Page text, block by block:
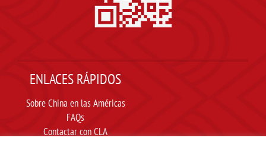
ENLACES RÁPIDOS
Sobre China en las Américas
FAQs
Contactar con CLA